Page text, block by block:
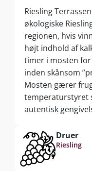
Riesling
økologiske
regionen, hvis
højt indhold af
timer i mosten
inden skånsom
Mosten gærer
temperaturstyret
autentisk
Druer
Riesling